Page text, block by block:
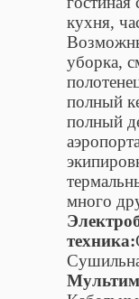
кухня,
уборка,
полный
полный
много
техника: